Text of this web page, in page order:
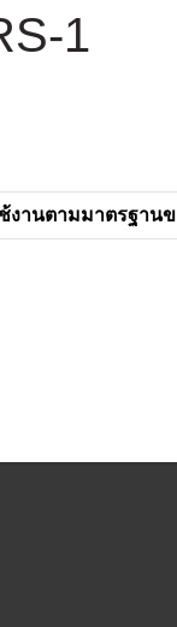
1
งานตามมาตรฐาน